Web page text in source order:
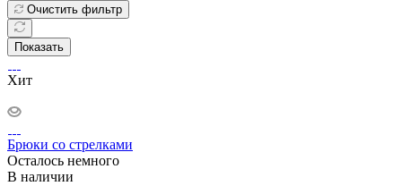
Очистить фильтр
Показать
Хит
Брюки со стрелками
Осталось немного
В наличии